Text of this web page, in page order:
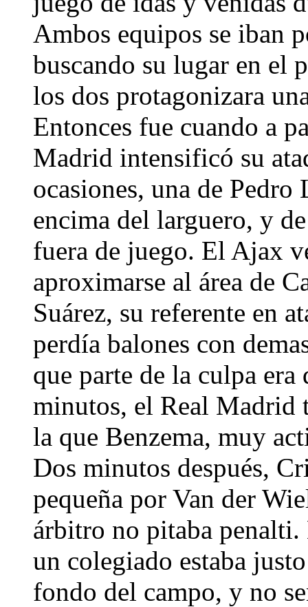
Ambos equipos se iban
buscando su lugar en el
los dos protagonizara
Entonces fue cuando a
Madrid intensificó su
ocasiones, una de
encima del larguero, y
fuera de juego. El Ajax
aproximarse al área de
Suárez, su referente en
perdía balones con
que parte de la culpa
minutos, el Real Madrid
la que Benzema, muy
Dos minutos después,
pequeña por Van der
árbitro no pitaba penalti.
un colegiado estaba
fondo del campo, y no